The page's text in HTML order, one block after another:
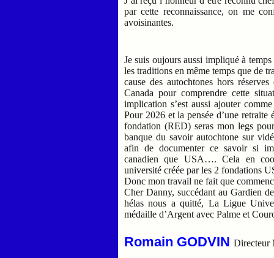
par cette reconnaissance, on me
avoisinantes.
Je suis oujours aussi impliqué à
les traditions en même temps que de
cause des autochtones hors
Canada pour comprendre cette
implication s’est aussi ajouter
Pour 2026 et la pensée d’une
fondation (RED) seras mon legs
banque du savoir autochtone sur
afin de documenter ce savoir si
canadien que USA…. Cela en
université créée par les 2 fondations
Donc mon travail ne fait que
Cher Danny, succédant au Gardien
hélas nous a quitté, La Ligue
médaille d’Argent avec Palme et
Romain GODVINDirecteur